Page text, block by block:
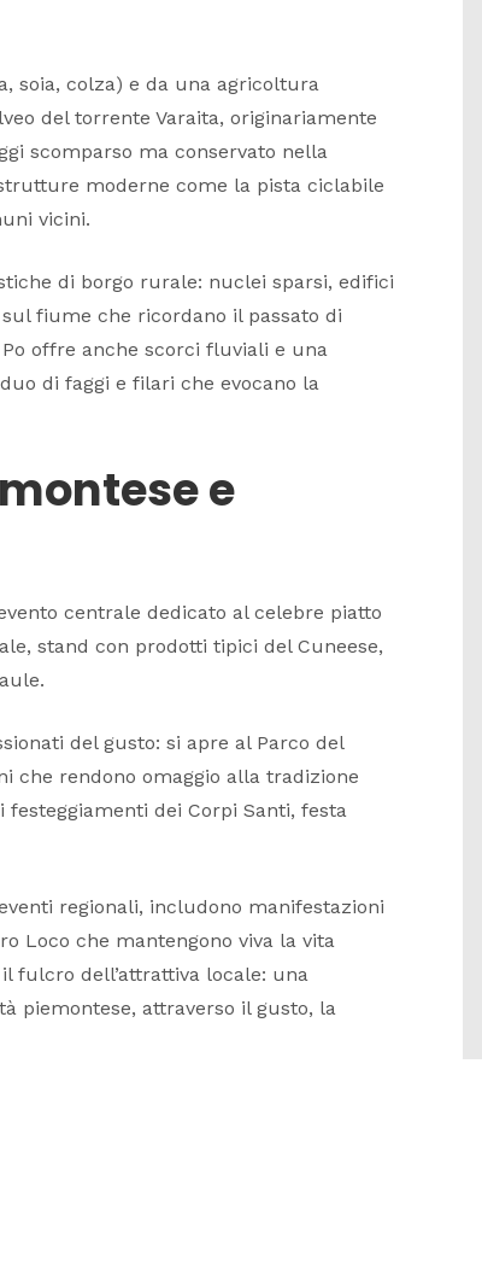
soia, colza) e da una agricoltura
del torrente Varaita, originariamente
scomparso ma conservato nella
moderne come la pista ciclabile
vicini.
di borgo rurale: nuclei sparsi, edifici
fiume che ricordano il passato di
offre anche scorci fluviali e una
di faggi e filari che evocano la
e
centrale dedicato al celebre piatto
stand con prodotti tipici del Cuneese,
del gusto: si apre al Parco del
che rendono omaggio alla tradizione
festeggiamenti dei Corpi Santi, festa
regionali, includono manifestazioni
Loco che mantengono viva la vita
fulcro dell’attrattiva locale: una
piemontese, attraverso il gusto, la